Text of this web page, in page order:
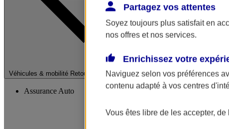
Véhicules & mobilité Retour à la section précédente
Fermer le menu
Assurance Auto
Partagez vos attentes
Soyez toujours plus satisfait en
nos offres et nos services.
Enrichissez votre
Naviguez selon vos préférences
contenu adapté à vos centres
Vous êtes libre de les accepter,